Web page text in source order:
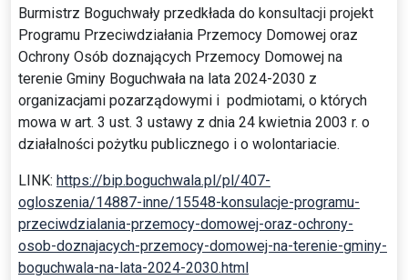
Burmistrz Boguchwały przedkłada do konsultacji projekt
Programu Przeciwdziałania Przemocy Domowej oraz
Ochrony Osób doznających Przemocy Domowej na
terenie Gminy Boguchwała na lata 2024-2030 z
organizacjami pozarządowymi i podmiotami, o których
mowa w art. 3 ust. 3 ustawy z dnia 24 kwietnia 2003 r. o
działalności pożytku publicznego i o wolontariacie.
LINK: https://bip.boguchwala.pl/pl/407-
ogloszenia/14887-inne/15548-konsulacje-programu-
przeciwdzialania-przemocy-domowej-oraz-ochrony-
osob-doznajacych-przemocy-domowej-na-terenie-gminy-
boguchwala-na-lata-2024-2030.html